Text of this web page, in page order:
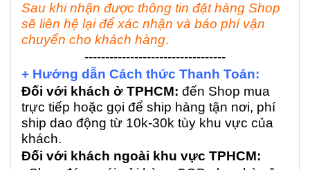
Sau khi nhận được thông tin đặt hàng Shop
sẽ liên hệ lại để xác nhận và báo phí vận
chuyển cho khách hàng.
----------------------------------
+ Hướng dẫn Cách thức Thanh Toán:
Đối với khách ở TPHCM: đến Shop mua
trực tiếp hoặc gọi để ship hàng tận nơi, phí
ship dao động từ 10k-30k tùy khu vực của
khách.
Đối với khách ngoài khu vực TPHCM: